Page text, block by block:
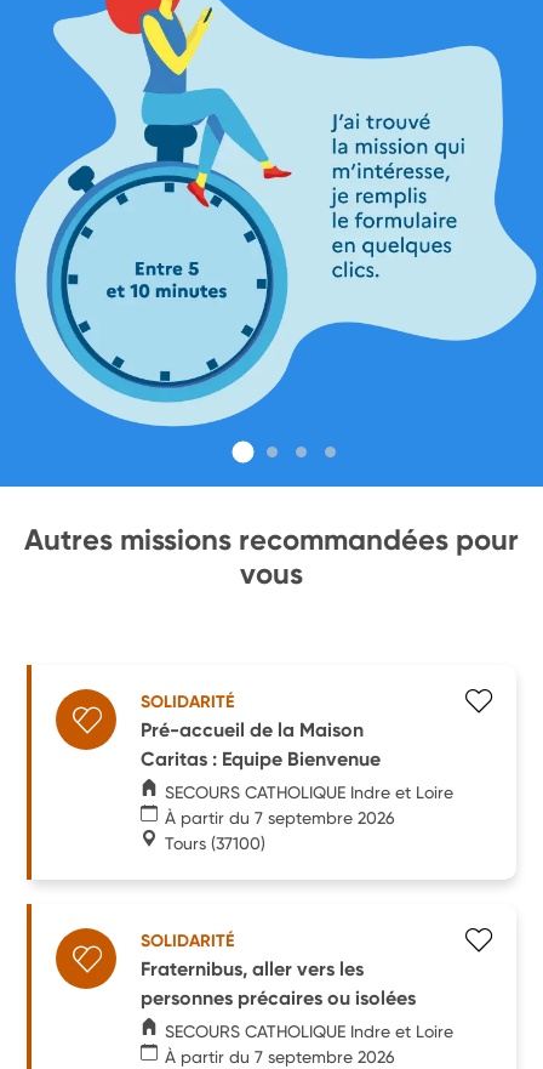
Autres missions recommandées pour
vous
SOLIDARITÉ
Pré-accueil de la Maison
Caritas : Equipe Bienvenue
SECOURS CATHOLIQUE Indre et Loire
À partir du 7 septembre 2026
Tours (37100)
SOLIDARITÉ
Fraternibus, aller vers les
personnes précaires ou isolées
SECOURS CATHOLIQUE Indre et Loire
À partir du 7 septembre 2026